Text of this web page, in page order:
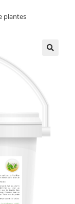
plantes